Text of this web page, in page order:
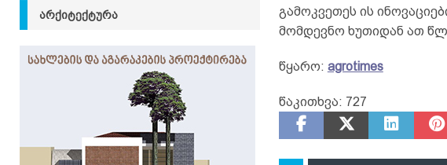
გამოკვეთეს ის
მომდევნო ხუთიდან ათ
წყარო: agrotimes
წაკითხვა: 727
ᲐᲠᲥᲘᲢᲔᲥᲢᲣᲠᲐ